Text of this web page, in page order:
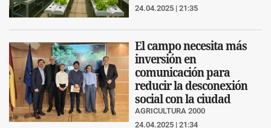
24.04.2025 | 21:35
El campo necesita más
inversión en
comunicación para
reducir la desconexión
social con la ciudad
AGRICULTURA 2000
24.04.2025 | 21:34